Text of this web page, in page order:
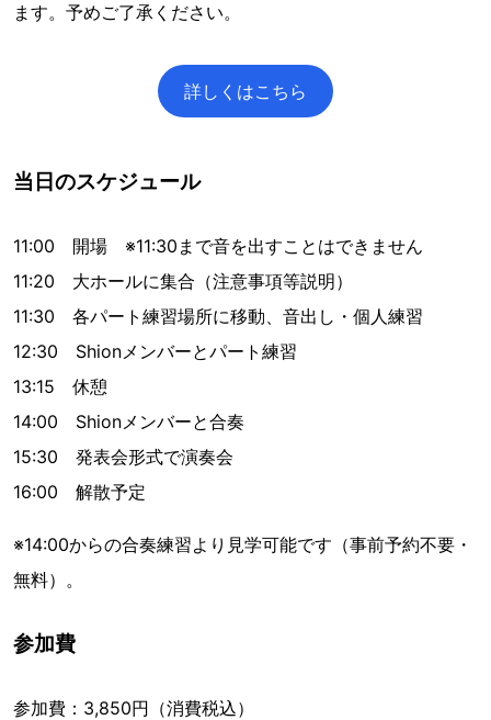
ます。予めご了承ください。
詳しくはこちら
当日のスケジュール
11:00 開場 ※11:30まで音を出すことはできません
11:20 大ホールに集合（注意事項等説明）
11:30 各パート練習場所に移動、音出し・個人練習
12:30 Shionメンバーとパート練習
13:15 休憩
14:00 Shionメンバーと合奏
15:30 発表会形式で演奏会
16:00 解散予定
※14:00からの合奏練習より見学可能です（事前予約不要・
無料）。
参加費
参加費：3,850円（消費税込）